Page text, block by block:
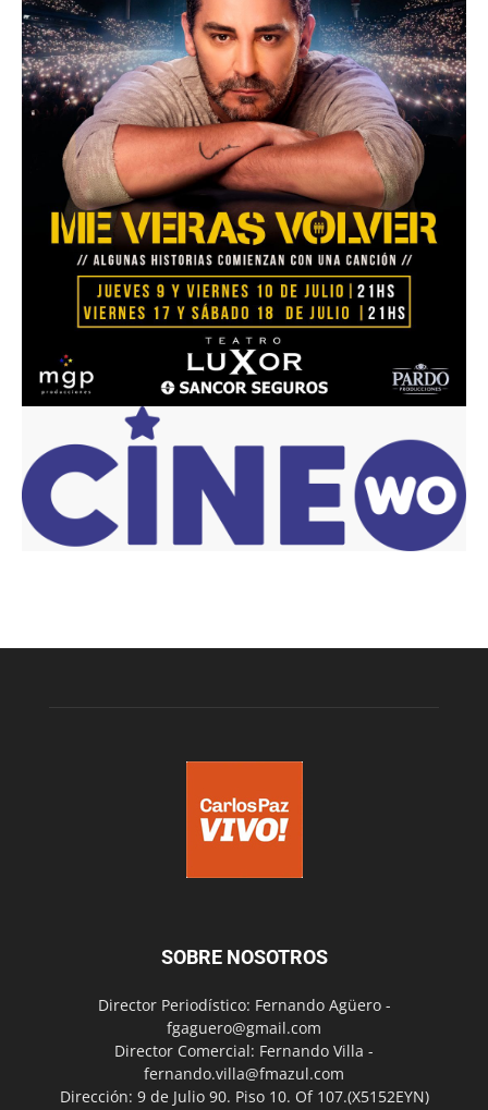
SOBRE NOSOTROS
Director Periodístico: Fernando Agüero -
fgaguero@gmail.com
Director Comercial: Fernando Villa -
fernando.villa@fmazul.com
Dirección: 9 de Julio 90. Piso 10. Of 107.(X5152EYN)